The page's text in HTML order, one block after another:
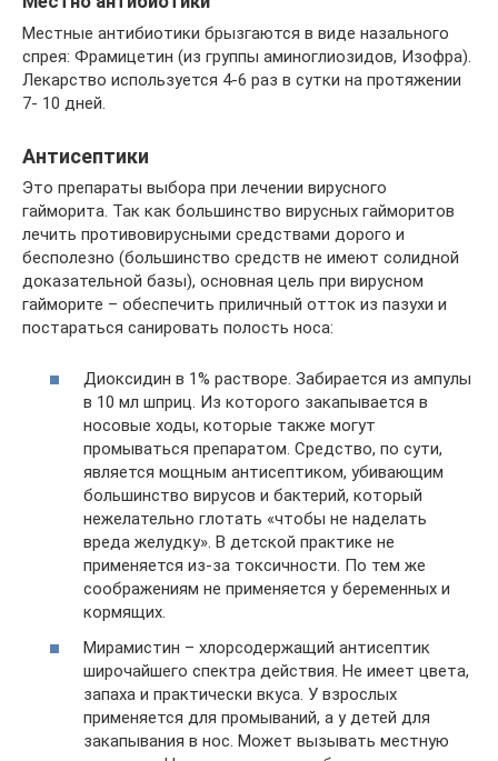
Местные антибиотики брызгаются в виде назального
спрея: Фрамицетин (из группы аминоглиозидов, Изофра).
Лекарство используется 4-6 раз в сутки на протяжении
7- 10 дней.
Антисептики
Это препараты выбора при лечении вирусного
гайморита. Так как большинство вирусных гайморитов
лечить противовирусными средствами дорого и
бесполезно (большинство средств не имеют солидной
доказательной базы), основная цель при вирусном
гайморите – обеспечить приличный отток из пазухи и
постараться санировать полость носа:
Диоксидин в 1% растворе. Забирается из ампулы
в 10 мл шприц. Из которого закапывается в
носовые ходы, которые также могут
промываться препаратом. Средство, по сути,
является мощным антисептиком, убивающим
большинство вирусов и бактерий, который
нежелательно глотать «чтобы не наделать
вреда желудку». В детской практике не
применяется из-за токсичности. По тем же
соображениям не применяется у беременных и
кормящих.
Мирамистин – хлорсодержащий антисептик
широчайшего спектра действия. Не имеет цвета,
запаха и практически вкуса. У взрослых
применяется для промываний, а у детей для
закапывания в нос. Может вызывать местную